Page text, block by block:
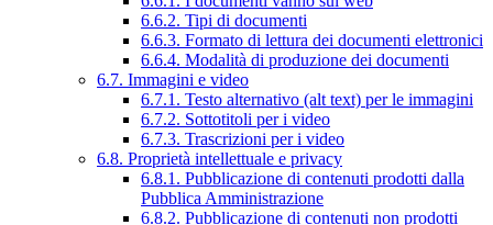
6.6.2. Tipi di documenti
6.6.3. Formato di lettura dei documenti elettronici
6.6.4. Modalità di produzione dei documenti
6.7. Immagini e video
6.7.1. Testo alternativo (alt text) per le immagini
6.7.2. Sottotitoli per i video
6.7.3. Trascrizioni per i video
6.8. Proprietà intellettuale e privacy
6.8.1. Pubblicazione di contenuti prodotti dalla
Pubblica Amministrazione
6.8.2. Pubblicazione di contenuti non prodotti